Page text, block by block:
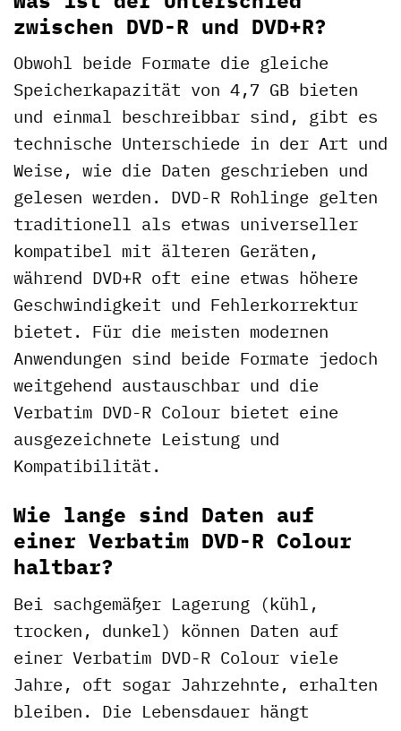
zwischen DVD-R und DVD+R?
Obwohl beide Formate die gleiche
Speicherkapazität von 4,7 GB bieten
und einmal beschreibbar sind, gibt es
technische Unterschiede in der Art und
Weise, wie die Daten geschrieben und
gelesen werden. DVD-R Rohlinge gelten
traditionell als etwas universeller
kompatibel mit älteren Geräten,
während DVD+R oft eine etwas höhere
Geschwindigkeit und Fehlerkorrektur
bietet. Für die meisten modernen
Anwendungen sind beide Formate jedoch
weitgehend austauschbar und die
Verbatim DVD-R Colour bietet eine
ausgezeichnete Leistung und
Kompatibilität.
Wie lange sind Daten auf
einer Verbatim DVD-R Colour
haltbar?
Bei sachgemäßer Lagerung (kühl,
trocken, dunkel) können Daten auf
einer Verbatim DVD-R Colour viele
Jahre, oft sogar Jahrzehnte, erhalten
bleiben. Die Lebensdauer hängt